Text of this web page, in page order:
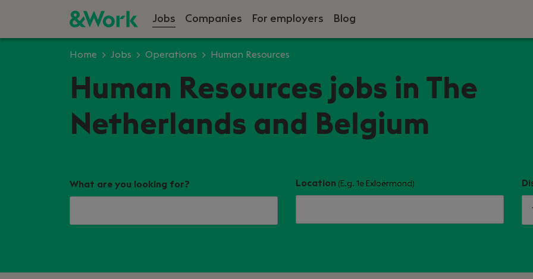
Jobs Companies For employers Blog
Home Jobs Operations Human Resources
Human Resources jobs in The
Netherlands and Belgium
What are you looking for? Location (E.g. 1e Exloërmond)